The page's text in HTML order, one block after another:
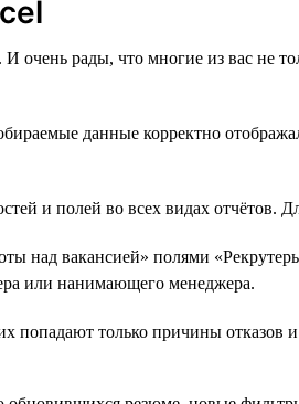
рады, что многие из вас не
данные корректно
и полей во всех видах отчётов.
над вакансией» полями
или нанимающего менеджера.
попадают только причины